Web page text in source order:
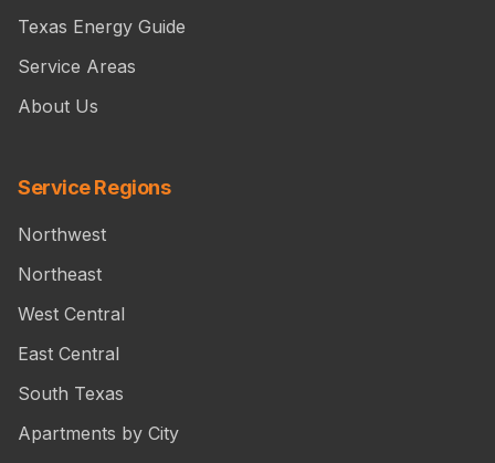
Texas Energy Guide
Service Areas
About Us
Service Regions
Northwest
Northeast
West Central
East Central
South Texas
Apartments by City